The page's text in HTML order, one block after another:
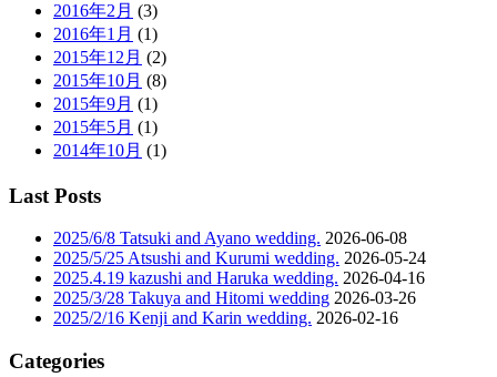
2016年2月 (3)
2016年1月 (1)
2015年12月 (2)
2015年10月 (8)
2015年9月 (1)
2015年5月 (1)
2014年10月 (1)
Last Posts
2025/6/8 Tatsuki and Ayano wedding. 2026-06-08
2025/5/25 Atsushi and Kurumi wedding. 2026-05-24
2025.4.19 kazushi and Haruka wedding. 2026-04-16
2025/3/28 Takuya and Hitomi wedding 2026-03-26
2025/2/16 Kenji and Karin wedding. 2026-02-16
Categories